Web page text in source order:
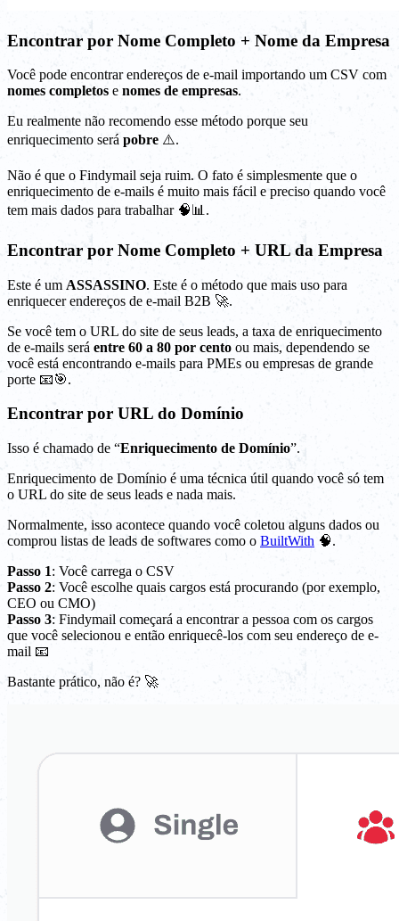
Encontrar por Nome Completo + Nome da Empresa
Você pode encontrar endereços de e-mail importando um CSV com
nomes completos e nomes de empresas.
Eu realmente não recomendo esse método porque seu
enriquecimento será pobre ⚠️.
Não é que o Findymail seja ruim. O fato é simplesmente que o
enriquecimento de e-mails é muito mais fácil e preciso quando você
tem mais dados para trabalhar 🧠📊.
Encontrar por Nome Completo + URL da Empresa
Este é um ASSASSINO. Este é o método que mais uso para
enriquecer endereços de e-mail B2B 🚀.
Se você tem o URL do site de seus leads, a taxa de enriquecimento
de e-mails será entre 60 a 80 por cento ou mais, dependendo se
você está encontrando e-mails para PMEs ou empresas de grande
porte 📧🎯.
Encontrar por URL do Domínio
Isso é chamado de “Enriquecimento de Domínio”.
Enriquecimento de Domínio é uma técnica útil quando você só tem
o URL do site de seus leads e nada mais.
Normalmente, isso acontece quando você coletou alguns dados ou
comprou listas de leads de softwares como o BuiltWith 🧠.
Passo 1: Você carrega o CSV
Passo 2: Você escolhe quais cargos está procurando (por exemplo,
CEO ou CMO)
Passo 3: Findymail começará a encontrar a pessoa com os cargos
que você selecionou e então enriquecê-los com seu endereço de e-
mail 📧
Bastante prático, não é? 🚀